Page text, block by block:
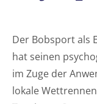
Der Bobsport als
hat seinen
im Zuge der
lokale